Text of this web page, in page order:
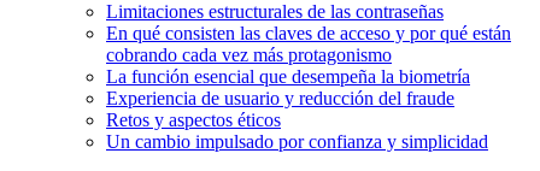
Limitaciones estructurales de las contraseñas
En qué consisten las claves de acceso y por qué están
cobrando cada vez más protagonismo
La función esencial que desempeña la biometría
Experiencia de usuario y reducción del fraude
Retos y aspectos éticos
Un cambio impulsado por confianza y simplicidad